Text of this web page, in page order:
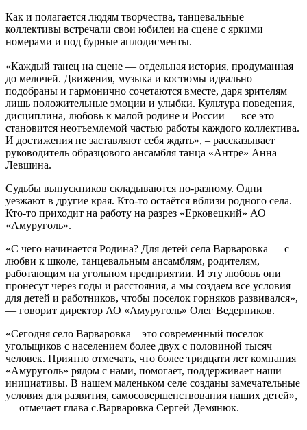
Как и полагается людям творчества, танцевальные
коллективы встречали свои юбилеи на сцене с яркими
номерами и под бурные аплодисменты.
«Каждый танец на сцене — отдельная история, продуманная
до мелочей. Движения, музыка и костюмы идеально
подобраны и гармонично сочетаются вместе, даря зрителям
лишь положительные эмоции и улыбки. Культура поведения,
дисциплина, любовь к малой родине и России — все это
становится неотъемлемой частью работы каждого коллектива.
И достижения не заставляют себя ждать», – рассказывает
руководитель образцового ансамбля танца «Антре» Анна
Левшина.
Судьбы выпускников складываются по-разному. Одни
уезжают в другие края. Кто-то остаётся вблизи родного села.
Кто-то приходит на работу на разрез «Ерковецкий» АО
«Амуруголь».
«С чего начинается Родина? Для детей села Варваровка — с
любви к школе, танцевальным ансамблям, родителям,
работающим на угольном предприятии. И эту любовь они
пронесут через годы и расстояния, а мы создаем все условия
для детей и работников, чтобы поселок горняков развивался»,
— говорит директор АО «Амуруголь» Олег Ведерников.
«Сегодня село Варваровка – это современный поселок
угольщиков с населением более двух с половиной тысяч
человек. Приятно отмечать, что более тридцати лет компания
«Амуруголь» рядом с нами, помогает, поддерживает наши
инициативы. В нашем маленьком селе созданы замечательные
условия для развития, самосовершенствования наших детей»,
— отмечает глава с.Варваровка Сергей Демянюк.